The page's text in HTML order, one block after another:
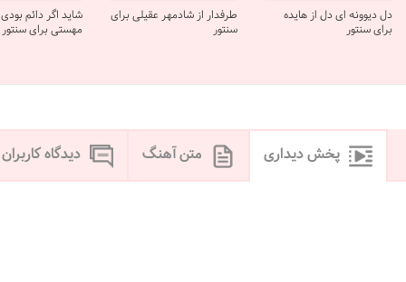
دل دیوونه ای دل از هایده
برای سنتور
طرفدار از شادمهر عقیلی برای
سنتور
شاید اگر دائم بودی
مهستی برای سنتور
پخش دیداری متن آهنگ دیدگاه کاربران